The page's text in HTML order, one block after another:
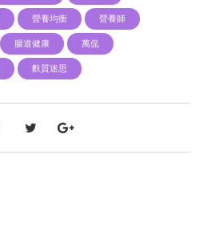
營養均衡 營養師
腸道健康 萬侃
麩質迷思